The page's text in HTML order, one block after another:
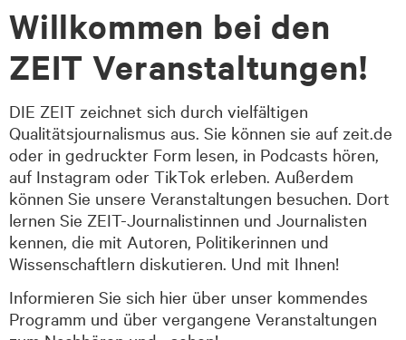
Willkommen bei den
ZEIT Veranstaltungen!
DIE ZEIT zeichnet sich durch vielfältigen
Qualitätsjournalismus aus. Sie können sie auf zeit.de
oder in gedruckter Form lesen, in Podcasts hören,
auf Instagram oder TikTok erleben. Außerdem
können Sie unsere Veranstaltungen besuchen. Dort
lernen Sie ZEIT-Journalistinnen und Journalisten
kennen, die mit Autoren, Politikerinnen und
Wissenschaftlern diskutieren. Und mit Ihnen!
Informieren Sie sich hier über unser kommendes
Programm und über vergangene Veranstaltungen